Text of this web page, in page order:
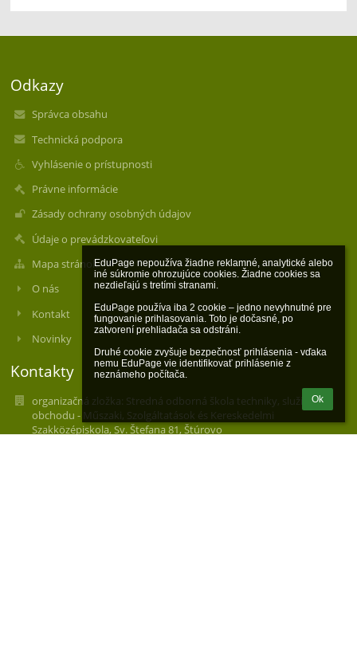
EduPage nepoužíva žiadne reklamné, analytické alebo
iné súkromie ohrozujúce cookies. Žiadne cookies sa
nezdieľajú s tretími stranami.
EduPage používa iba 2 cookie – jedno nevyhnutné pre
fungovanie prihlasovania. Toto je dočasné, po
zatvorení prehliadača sa odstráni.
Druhé cookie zvyšuje bezpečnosť prihlásenia - vďaka
nemu EduPage vie identifikovať prihlásenie z
neznámeho počítača.
Ok
Odkazy
Správca obsahu
Technická podpora
Vyhlásenie o prístupnosti
Právne informácie
Zásady ochrany osobných údajov
Údaje o prevádzkovateľovi
Mapa stránok
O nás
Kontakt
Novinky
Kontakty
organizačná zložka: Stredná odborná škola techniky, služieb a
obchodu - Műszaki, Szolgáltatások és Kereskedelmi
Szakközépiskola, Sv. Štefana 81, Štúrovo